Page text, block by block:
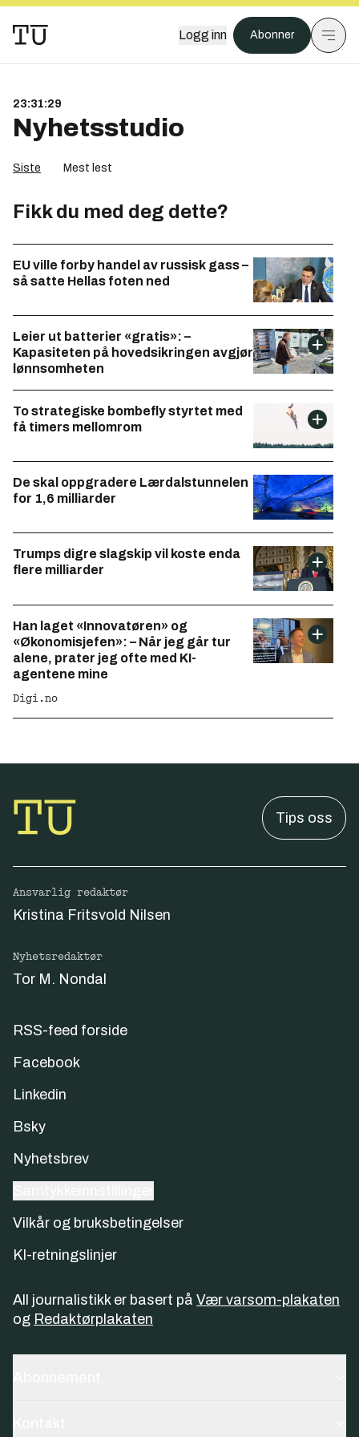
Logg inn Abonner
23:31:29
Nyhetsstudio
Siste Mest lest
Fikk du med deg dette?
EU ville forby handel av russisk gass –
så satte Hellas foten ned
Leier ut batterier «gratis»: –
Kapasiteten på hovedsikringen avgjør
lønnsomheten
To strategiske bombefly styrtet med
få timers mellomrom
De skal oppgradere Lærdalstunnelen
for 1,6 milliarder
Trumps digre slagskip vil koste enda
flere milliarder
Han laget «Innovatøren» og
«Økonomisjefen»: – Når jeg går tur
alene, prater jeg ofte med KI-
agentene mine
Digi.no
Tips oss
Ansvarlig redaktør
Kristina Fritsvold Nilsen
Nyhetsredaktør
Tor M. Nondal
RSS-feed forside
Facebook
Linkedin
Bsky
Nyhetsbrev
Vilkår og bruksbetingelser
KI-retningslinjer
All journalistikk er basert på Vær varsom-plakaten
og Redaktørplakaten